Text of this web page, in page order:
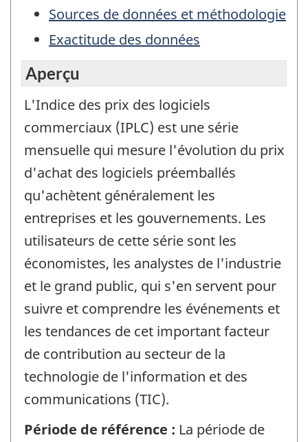
Sources de données et méthodologie
Exactitude des données
Aperçu
L'Indice des prix des logiciels
commerciaux (IPLC) est une série
mensuelle qui mesure l'évolution du prix
d'achat des logiciels préemballés
qu'achètent généralement les
entreprises et les gouvernements. Les
utilisateurs de cette série sont les
économistes, les analystes de l'industrie
et le grand public, qui s'en servent pour
suivre et comprendre les événements et
les tendances de cet important facteur
de contribution au secteur de la
technologie de l'information et des
communications (TIC).
Période de référence : La période de